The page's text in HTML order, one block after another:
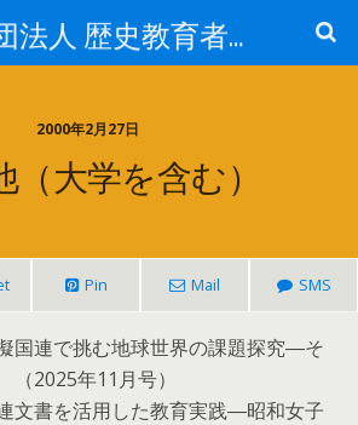
一般社団法人 歴史教育者協議会
2000年2月27日
（大学を含む）
Pin Mail SMS
連で挑む地球世界の課題探究―そ
年11月号）
書を活用した教育実践―昭和女子